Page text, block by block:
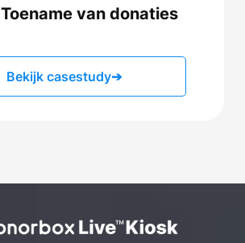
Toename van donaties
Bekijk casestudy➔